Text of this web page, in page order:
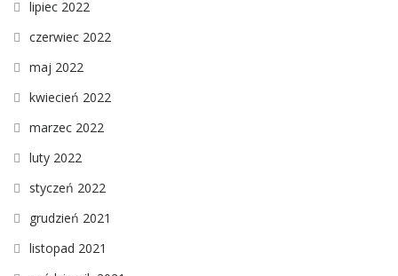
lipiec 2022
czerwiec 2022
maj 2022
kwiecień 2022
marzec 2022
luty 2022
styczeń 2022
grudzień 2021
listopad 2021